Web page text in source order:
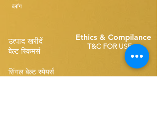
ब्लॉग
उत्पाद खरीदें
बेल्ट स्किमर्स
Ethics & Compilance
T&C FOR USE
सिंगल बेल्ट स्पेयर्स